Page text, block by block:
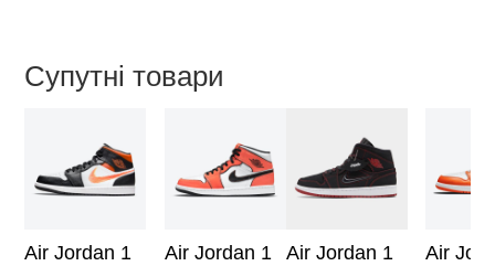
Супутні товари
Air Jordan 1
Air Jordan 1
Air Jordan 1
Air